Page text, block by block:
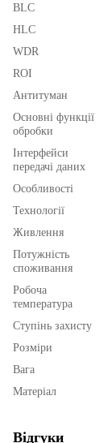
BLC
HLC
WDR
ROI
Антитуман
Основні функції
обробки
Інтерфейси
передачі даних
Особливості
Технології
Живлення
Потужність
споживання
Робоча
температура
Ступінь захисту
Розміри
Вага
Матеріал
Відгуки